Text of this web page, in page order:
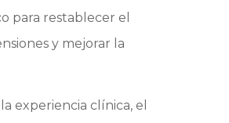
para restablecer el
y mejorar la
experiencia clínica, el